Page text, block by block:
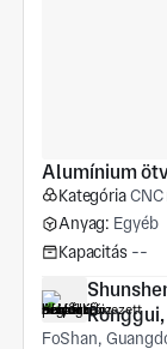
Alumínium
Kategória
Anyag: Egyéb
Kapacitás --
FoShan,